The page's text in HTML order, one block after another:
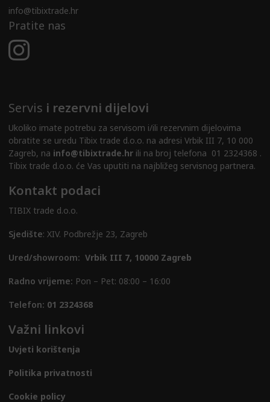
info@tibixtrade.hr
Pratite nas
Servis i rezervni dijelovi
Ukoliko imate potrebu za servisom i/ili rezervnim dijelovima
obratite se uredu Tibix trade d.o.o. na adresi Vrbik III 7, 10 000
Zagreb, na info@tibixtrade.hrili na broj telefona 01 2324368 .
Tibix trade d.o.o. će Vas uputiti na najbližeg servisnog partnera.
Kontakt podaci
TIBIX trade d.o.o.
Sjedište: XIV. Podbrežje 23, Zagreb
Ured/showroom: Vrbik III 7, 10000 Zagreb
Radno vrijeme: Pon – Pet: 08:00 – 16:00
Telefon: 01 2324368
Važni linkovi
Uvjeti korištenja
Politika privatnosti
Cookie policy